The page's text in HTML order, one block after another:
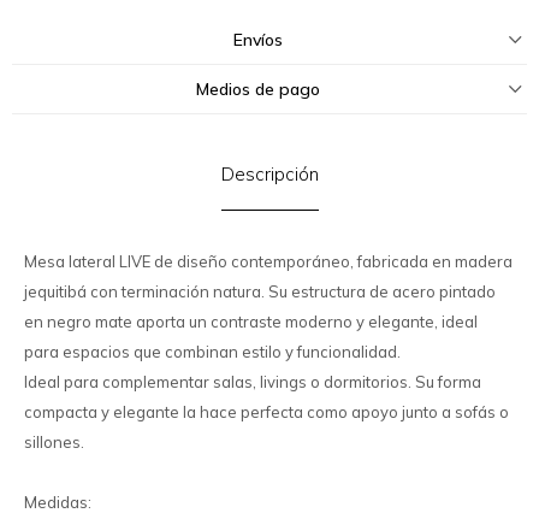
Envíos
Medios de pago
Descripción
Mesa lateral LIVE de diseño contemporáneo, fabricada en madera
jequitibá con terminación natura. Su estructura de acero pintado
en negro mate aporta un contraste moderno y elegante, ideal
para espacios que combinan estilo y funcionalidad.
Ideal para complementar salas, livings o dormitorios. Su forma
compacta y elegante la hace perfecta como apoyo junto a sofás o
sillones.
Medidas: